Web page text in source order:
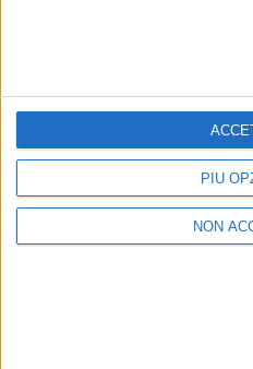
PIÙ
NON
Chi siamo
Mobile